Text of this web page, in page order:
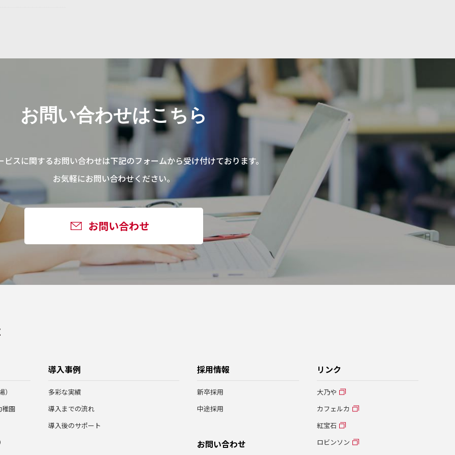
お問い合わせはこちら
ビスに関するお問い合わせは下記のフォームから受け付けております。
お気軽にお問い合わせください。
お問い合わせ
稚園
導入事例
多彩な実績
導入までの流れ
導入後のサポート
採用情報
新卒採用
中途採用
お問い合わせ
リンク
大乃や
カフェルカ
紅宝石
ロビンソン